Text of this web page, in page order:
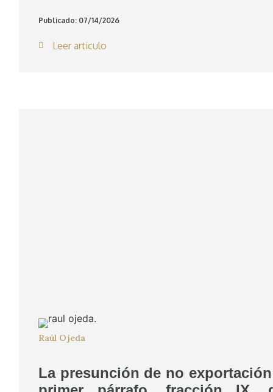
Publicado: 07/14/2026
Leer articulo
Raúl Ojeda
La presunción de no